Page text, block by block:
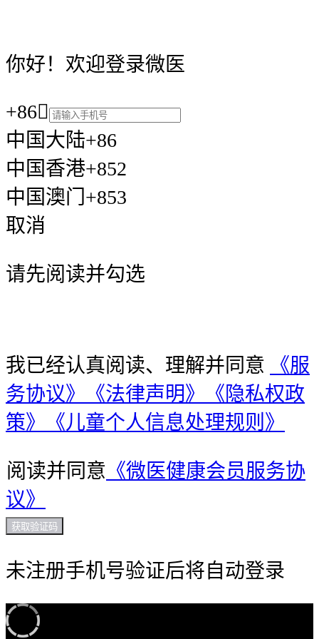
你好！欢迎登录微医
+86
中国大陆+86
中国香港+852
中国澳门+853
取消
请先阅读并勾选
我已经认真阅读、理解并同意
《服
务协议》
《法律声明》
《隐私权政
策》
《儿童个人信息处理规则》
阅读并同意 《微医健康会员服务协
议》
获取验证码
未注册手机号验证后将自动登录